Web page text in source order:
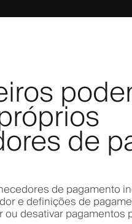
de
de pagamento
e definições de
desativar pagamentos